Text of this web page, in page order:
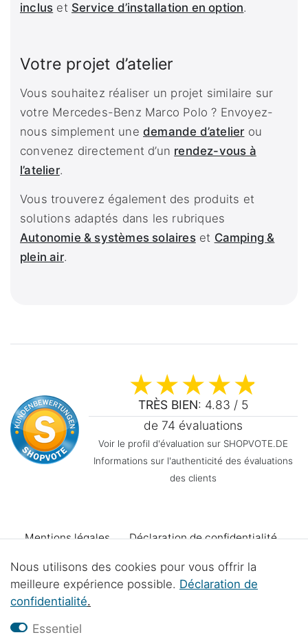
inclus et Service d’installation en option.
Votre projet d’atelier
Vous souhaitez réaliser un projet similaire sur
votre Mercedes-Benz Marco Polo ? Envoyez-
nous simplement une demande d’atelier ou
convenez directement d’un rendez-vous à
l’atelier.
Vous trouverez également des produits et
solutions adaptés dans les rubriques
Autonomie & systèmes solaireset Camping &
plein air.
TRÈS BIEN: 4.83 / 5
de 74 évaluations
Voir le profil d'évaluation sur SHOPVOTE.DE
Informations sur l'authenticité des évaluations
des clients
Mentions légales Déclaration de confidentialité
Conditions générales Declaration d'accessibilité
Droit de rétractation
Nous utilisons des cookies pour vous offrir la
meilleure expérience possible. Déclaration de
confidentialité.
Essentiel